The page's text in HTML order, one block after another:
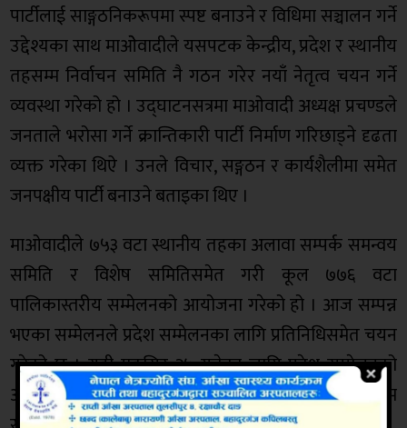
पार्टीलाई साङ्गठनिकरूपमा स्पष्ट बनाउने र विधिमा सञ्चालन गर्ने
उद्देश्यका साथ माओेवादीले यसपटक केन्द्रीय, प्रदेश र स्थानीय
तहसम्म निर्वाचन समिति नै गठन गरेर नयाँ नेतृत्व चयन गर्ने
व्यवस्था गरेको हो । उद्घाटनसत्रमा माओवादी अध्यक्ष प्रचण्डले
जनताले भरोसा गर्ने क्रान्तिकारी पार्टी निर्माण गरिछाड्ने दृढता
व्यक्त गरेका थिऐ । उनले विचार, सङ्गठन र कार्यशैलीमा समेत
जनपक्षीय पार्टी बनाउने बताइका थिए ।
माओवादीले ७५३ वटा स्थानीय तहका अलावा सम्पर्क समन्वय
समिति र विशेष समितिसमेत गरी कूल ७७६ वटा
पालिकास्तरीय सम्मेलनको आयोजना गरेको हो । आज सम्पन्न
भएका सम्मेलनले प्रदेश सम्मेलनका लागि प्रतिनिधिसमेत चयन
गरेको छ । यही मङ्सिर २५ गतेका लागि प्रदेश सम्मेलनको
आयोजना गरिएको छ । आगामी पुस ११ देखि १३ गतेसम्म